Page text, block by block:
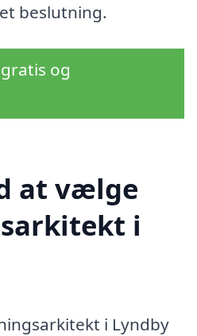
beslutning.
og
at vælge
i
i Lyndby